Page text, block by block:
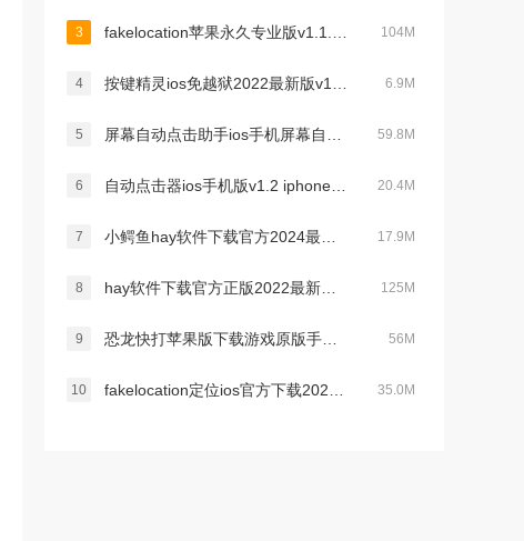
3 104M
4 6.9M
5 59.8M
6 20.4M
7 17.9M
8 125M
9 56M
10 35.0M